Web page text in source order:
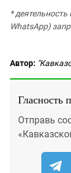
*
WhatsApp)
Автор:
Гласность
Отправь